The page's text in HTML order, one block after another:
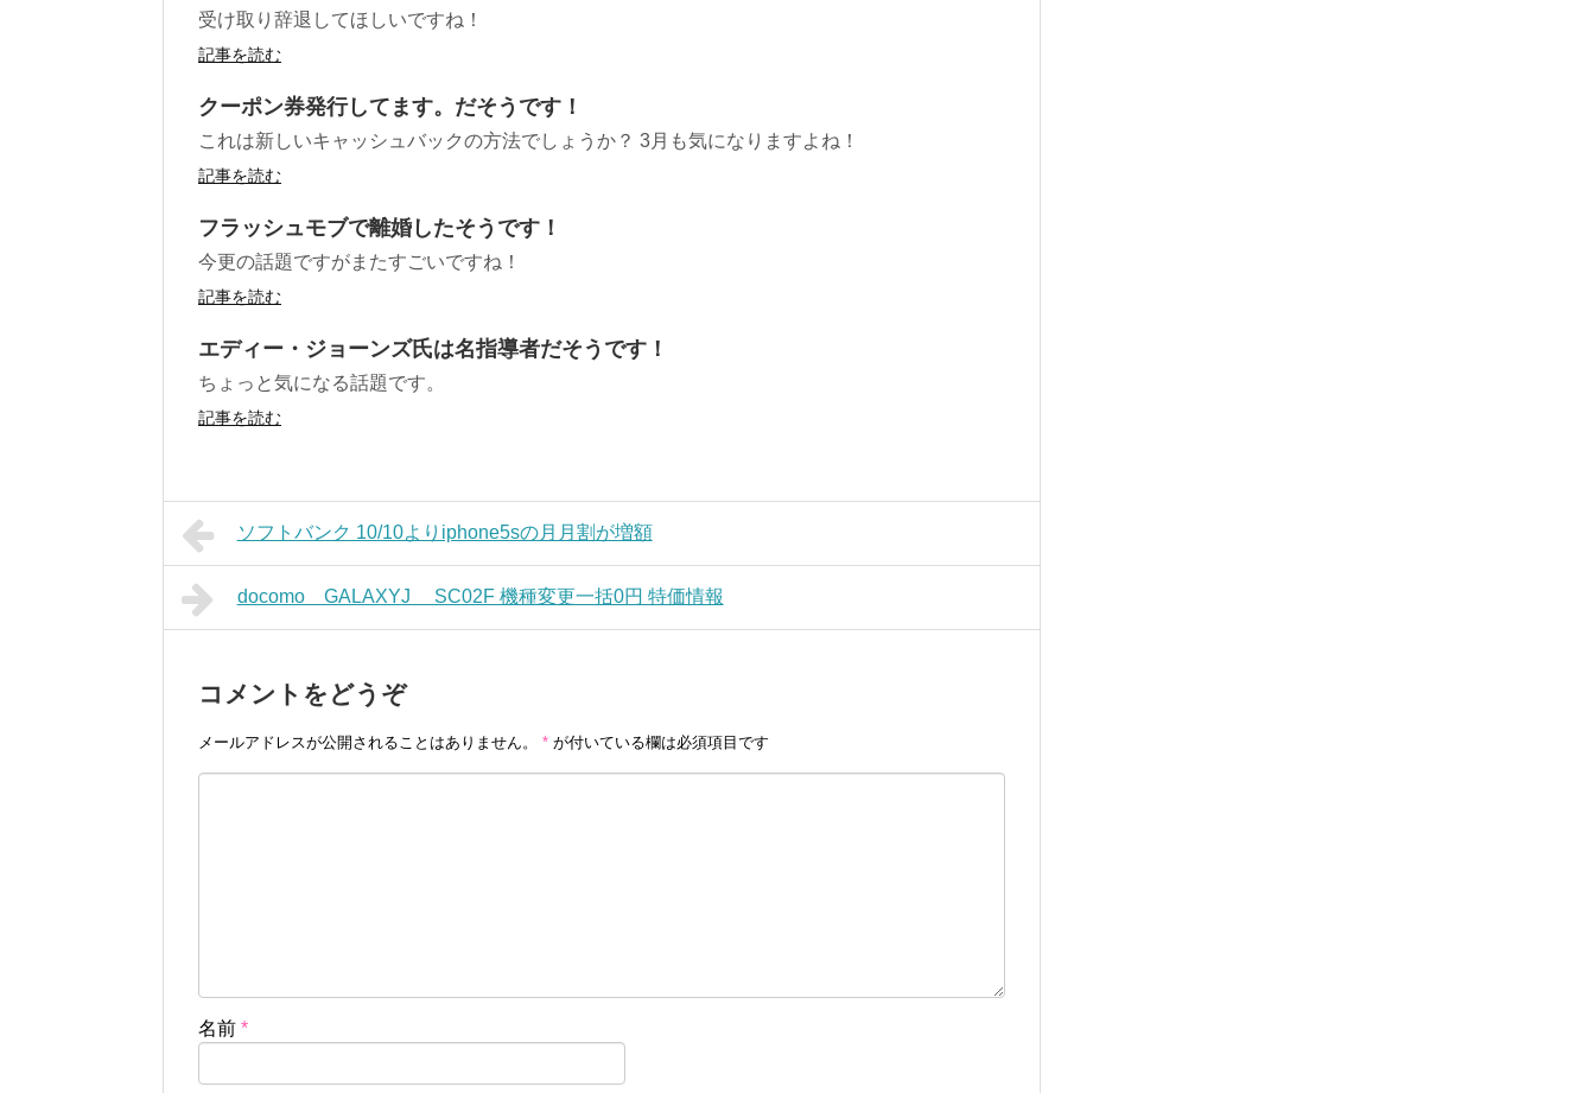
受け取り辞退してほしいですね！
記事を読む
クーポン券発行してます。だそうです！
これは新しいキャッシュバックの方法でしょうか？ 3月も気になりますよね！
記事を読む
フラッシュモブで離婚したそうです！
今更の話題ですがまたすごいですね！
記事を読む
エディー・ジョーンズ氏は名指導者だそうです！
ちょっと気になる話題です。
記事を読む
ソフトバンク 10/10よりiphone5sの月月割が増額
docomo GALAXYJ SC02F 機種変更一括0円 特価情報
コメントをどうぞ
メールアドレスが公開されることはありません。 * が付いている欄は必須項目です
名前 *